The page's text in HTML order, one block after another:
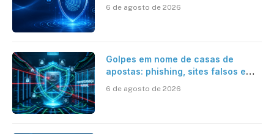
6 de agosto de 2026
Golpes em nome de casas de
apostas: phishing, sites falsos e
6 de agosto de 2026